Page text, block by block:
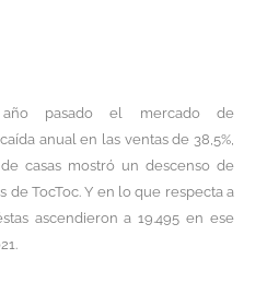
pasado el mercado de
anual en las ventas de 38,5%,
casas mostró un descenso de
de TocToc. Y en lo que respecta a
ascendieron a 19.495 en ese